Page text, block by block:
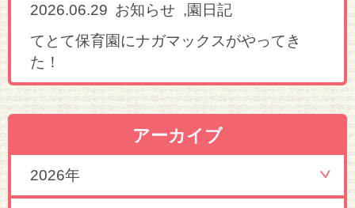
2026.06.29 お知らせ ,園日記
てとて保育園にナガマックスがやってき
た！
アーカイブ
2026年